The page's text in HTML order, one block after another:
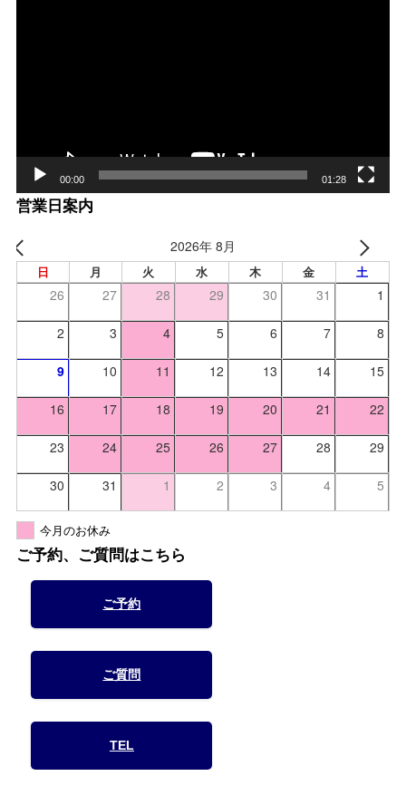
00:00 01:28
営業日案内
2026年 8月
日 月 火 水 木 金 土
26 27 28 29 30 31 1
2 3 4 5 6 7 8
9 10 11 12 13 14 15
16 17 18 19 20 21 22
23 24 25 26 27 28 29
30 31 1 2 3 4 5
今月のお休み
ご予約、ご質問はこちら
ご予約
ご質問
TEL